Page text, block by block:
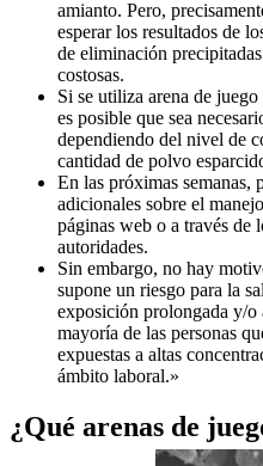
amianto. Pero,
esperar los resultados de
de eliminación
costosas.
Si se utiliza arena de
es posible que sea
dependiendo del nivel de
cantidad de polvo
En las próximas semanas,
adicionales sobre el
páginas web o a través de
autoridades.
Sin embargo, no hay
supone un riesgo para la
exposición prolongada y/o
mayoría de las personas
expuestas a altas
ámbito laboral.»
¿Qué arenas de